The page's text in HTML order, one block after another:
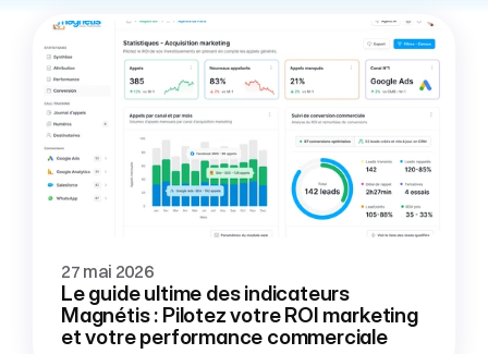
27 mai 2026
Le guide ultime des indicateurs
Magnétis : Pilotez votre ROI marketing
et votre performance commerciale